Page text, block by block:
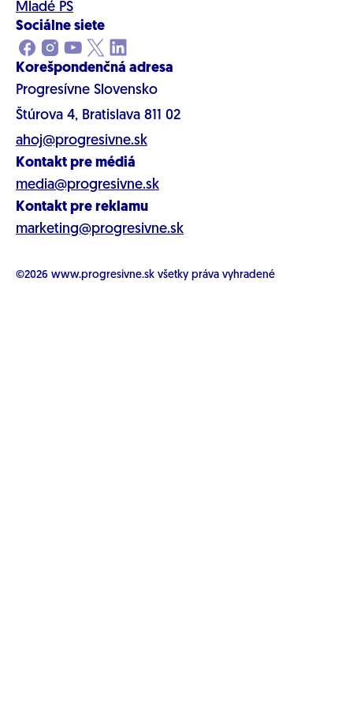
Mladé PS
Sociálne siete
Korešpondenčná adresa
Progresívne Slovensko
Štúrova 4, Bratislava 811 02
ahoj@progresivne.sk
Kontakt pre médiá
media@progresivne.sk
Kontakt pre reklamu
marketing@progresivne.sk
©2026 www.progresivne.sk všetky práva vyhradené